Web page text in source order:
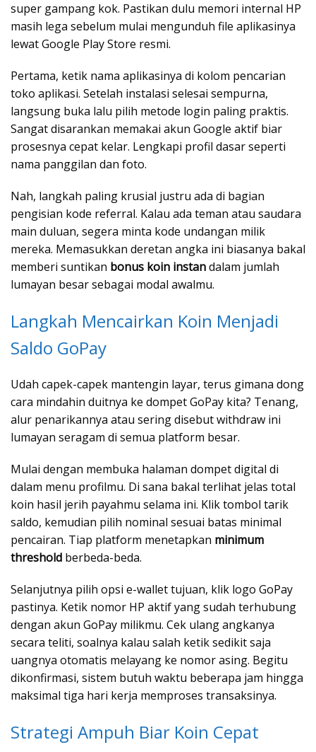
super gampang kok. Pastikan dulu memori internal HP
masih lega sebelum mulai mengunduh file aplikasinya
lewat Google Play Store resmi.
Pertama, ketik nama aplikasinya di kolom pencarian
toko aplikasi. Setelah instalasi selesai sempurna,
langsung buka lalu pilih metode login paling praktis.
Sangat disarankan memakai akun Google aktif biar
prosesnya cepat kelar. Lengkapi profil dasar seperti
nama panggilan dan foto.
Nah, langkah paling krusial justru ada di bagian
pengisian kode referral. Kalau ada teman atau saudara
main duluan, segera minta kode undangan milik
mereka. Memasukkan deretan angka ini biasanya bakal
memberi suntikan bonus koin instandalam jumlah
lumayan besar sebagai modal awalmu.
Langkah Mencairkan Koin Menjadi
Saldo GoPay
Udah capek-capek mantengin layar, terus gimana dong
cara mindahin duitnya ke dompet GoPay kita? Tenang,
alur penarikannya atau sering disebut withdraw ini
lumayan seragam di semua platform besar.
Mulai dengan membuka halaman dompet digital di
dalam menu profilmu. Di sana bakal terlihat jelas total
koin hasil jerih payahmu selama ini. Klik tombol tarik
saldo, kemudian pilih nominal sesuai batas minimal
pencairan. Tiap platform menetapkan minimum
threshold berbeda-beda.
Selanjutnya pilih opsi e-wallet tujuan, klik logo GoPay
pastinya. Ketik nomor HP aktif yang sudah terhubung
dengan akun GoPay milikmu. Cek ulang angkanya
secara teliti, soalnya kalau salah ketik sedikit saja
uangnya otomatis melayang ke nomor asing. Begitu
dikonfirmasi, sistem butuh waktu beberapa jam hingga
maksimal tiga hari kerja memproses transaksinya.
Strategi Ampuh Biar Koin Cepat